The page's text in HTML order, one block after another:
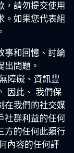
，請勿提交使用
。如果您代表組
事和回憶、討論
出問題。
障礙、資訊豐
因此、 我們保
在我們的社交媒
社群利益的任何
方的任何此類行
內容的任何評